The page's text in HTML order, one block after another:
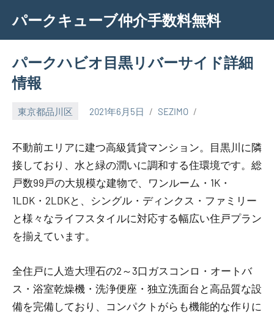
content
パークキューブ仲介手数料無料
パークハビオ目黒リバーサイド詳細
情報
東京都品川区 2021年6月5日 SEZIMO
不動前エリアに建つ高級賃貸マンション。目黒川に隣
接しており、水と緑の潤いに調和する住環境です。総
戸数99戸の大規模な建物で、ワンルーム・1K・
1LDK・2LDKと、シングル・ディンクス・ファミリー
と様々なライフスタイルに対応する幅広い住戸プラン
を揃えています。
全住戸に人造大理石の2～3口ガスコンロ・オートバ
ス・浴室乾燥機・洗浄便座・独立洗面台と高品質な設
備を完備しており、コンパクトがらも機能的な作りに